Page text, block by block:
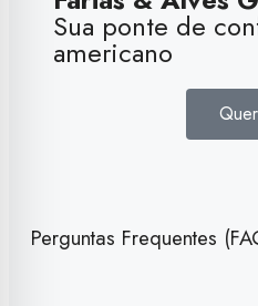
Sua ponte de
americano
Perguntas Frequentes